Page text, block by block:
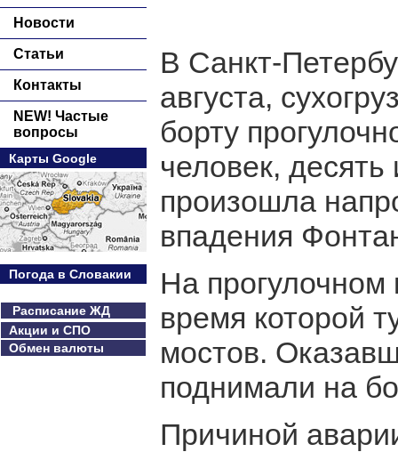
Новости
Статьи
Контакты
NEW! Частые
вопросы
Карты Google
Погода в Словакии
Расписание ЖД
Акции и СПО
Обмен валюты
В Санкт-
августа,
борту
человек,
произошла
впадения
На прогулочном
время которой
мостов.
поднимали на
Причиной